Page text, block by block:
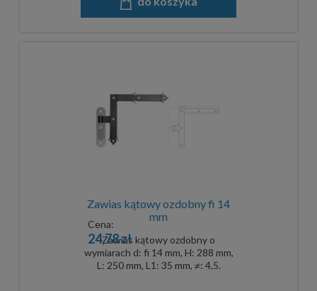
Zawias kątowy ozdobny fi 14
mm
Zawias kątowy ozdobny o
wymiarach d: fi 14 mm, H: 288 mm,
L: 250 mm, L1: 35 mm, ≠: 4,5.
Cena:
24,78 zł